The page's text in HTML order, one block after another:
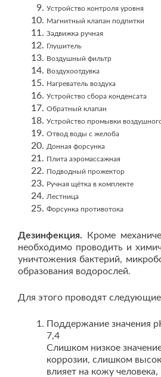
Устройство контроля уровня
Магнитный клапан подпитки
Задвижка ручная
Глушитель
Воздушный фильтр
Воздухоотдувка
Нагреватель воздуха
Устройство сбора конденсата
Обратный клапан
Устройство промывки
Отвод воды с желоба
Донная форсунка
Плита аэромассажная
Подводный прожектор
Ручная щётка в комплекте
Лестница
Форсунка противотока
Дезинфекция. Кроме
необходимо проводить и
уничтожения бактерий,
образования водорослей.
Для этого проводят
Поддержание значения
7,4
Слишком низкое
коррозии, слишком
влияет на кожу